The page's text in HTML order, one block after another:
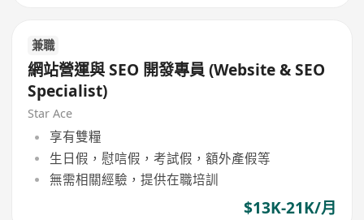
兼職
網站營運與 SEO 開發專員 (Website & SEO
Specialist)
Star Ace
享有雙糧
生日假，慰唁假，考試假，額外產假等
無需相關經驗，提供在職培訓
$13K-21K/月